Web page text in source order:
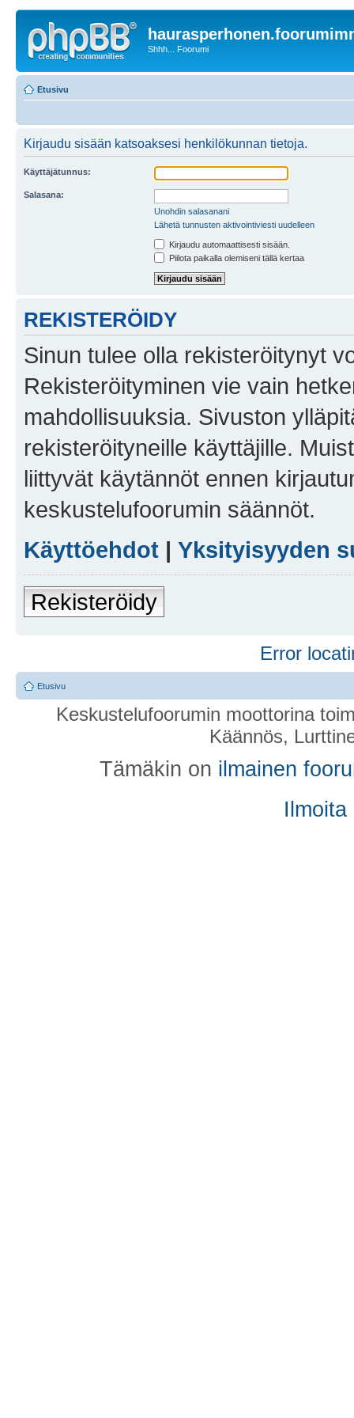
Shhh... Foorumi
Etusivu
Kirjaudu sisään katsoaksesi henkilökunnan tietoja.
Käyttäjätunnus:
Salasana:
Unohdin salasanani
Lähetä tunnusten aktivointiviesti uudelleen
Kirjaudu automaattisesti sisään.
Piilota paikalla olemiseni tällä kertaa
REKISTERÖIDY
Sinun tulee olla rekisteröitynyt
Rekisteröityminen vie vain
mahdollisuuksia. Sivuston
rekisteröityneille käyttäjille.
liittyvät käytännöt ennen
keskustelufoorumin säännöt.
Käyttöehdot | Yksityisyyden
Rekisteröidy
Error
Etusivu
Keskustelufoorumin moottorina
Käännös,
Tämäkin on ilmainen